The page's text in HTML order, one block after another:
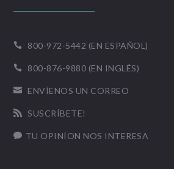
 800-972-5442 (EN ESPAÑOL)
 800-876-9880 (EN INGLÉS)
 ENVÍENOS UN CORREO
 SUSCRÍBETE!
 TU OPINÍON NOS INTERESA